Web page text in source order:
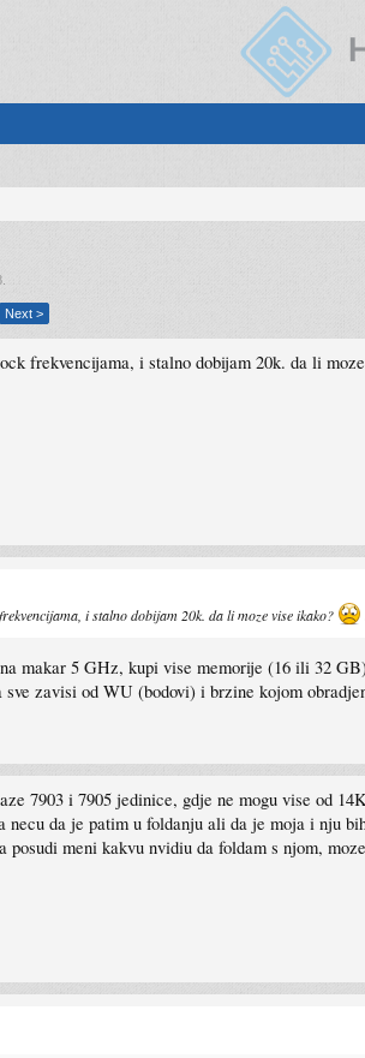
Next >
frekvencijama, i stalno dobijam 20k. da li
i stalno dobijam 20k. da li moze vise ikako?
makar 5 GHz, kupi vise memorije (16 ili 32
zavisi od WU (bodovi) i brzine kojom
7903 i 7905 jedinice, gdje ne mogu vise od
necu da je patim u foldanju ali da je moja i nju
posudi meni kakvu nvidiu da foldam s njom,